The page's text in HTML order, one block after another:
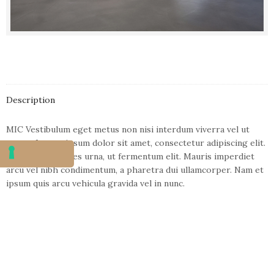
Description
MIC Vestibulum eget metus non nisi interdum viverra vel ut
metus. Lorem ipsum dolor sit amet, consectetur adipiscing elit.
Morbi non sodales urna, ut fermentum elit. Mauris imperdiet
arcu vel nibh condimentum, a pharetra dui ullamcorper. Nam et
ipsum quis arcu vehicula gravida vel in nunc.